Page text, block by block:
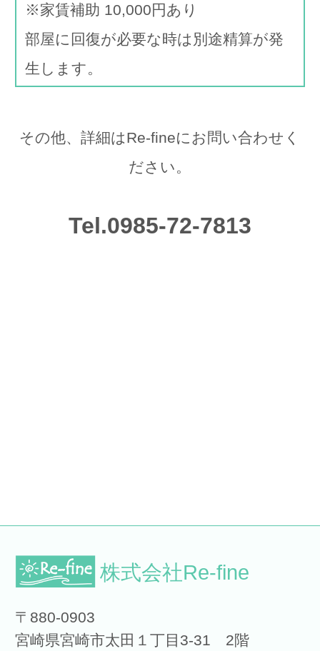
※家賃補助 10,000円あり
部屋に回復が必要な時は別途精算が発
生します。
その他、詳細はRe-fineにお問い合わせく
ださい。
Tel.0985-72-7813
株式会社Re-fine
〒880-0903
宮崎県宮崎市太田１丁目3-31 2階